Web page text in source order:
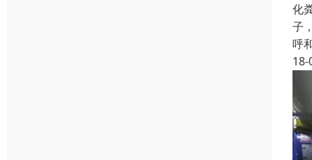
化
子
呼
18-